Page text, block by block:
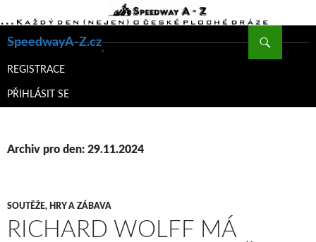
SpeedwayA-Z.cz
K
WEBU
REGISTRACE
PŘIHLÁSIT SE
Archiv pro den: 29.11.2024
SOUTĚŽE, HRY A ZÁBAVA
RICHARD WOLFF MÁ